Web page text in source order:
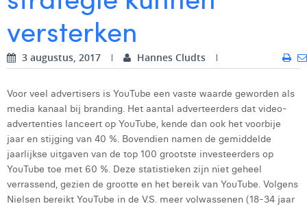
Dhan Claes
Elio Civalleri
Eliott Pousset
Floriane Defacqz
Glenn Vanderlinden
Digital Business Intern
versterken
3 augustus, 2017 Hannes Cludts
Voor veel advertisers is YouTube een vaste waarde geworden als
media kanaal bij branding. Het aantal adverteerders dat video-
advertenties lanceert op YouTube, kende dan ook het voorbije
jaar en stijging van 40 %. Bovendien namen de gemiddelde
jaarlijkse uitgaven van de top 100 grootste investeerders op
YouTube toe met 60 %. Deze statistieken zijn niet geheel
verrassend, gezien de grootte en het bereik van YouTube. Volgens
Nielsen bereikt YouTube in de V.S. meer volwassenen (18-34 jaar